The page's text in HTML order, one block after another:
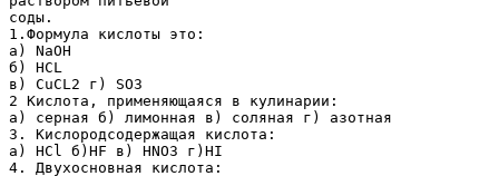
соды.
1.Формула кислоты это:
а) NaOH
б) HCL
в) CuCL2 г) SO3
2 Кислота, применяющаяся в кулинарии:
а) серная б) лимонная в) соляная г) азотная
3. Кислородсодержащая кислота:
а) HCl б)HF в) HNO3 г)HI
4. Двухосновная кислота: